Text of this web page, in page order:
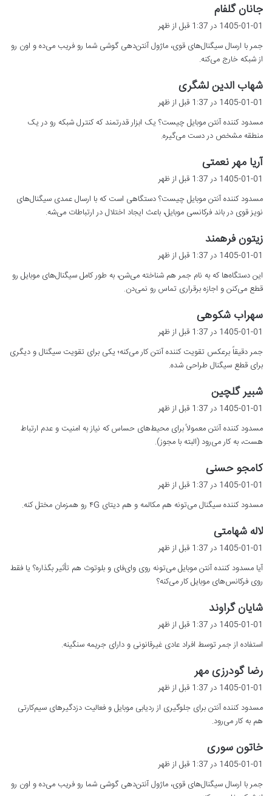
جانان گلفام
ت
:
1405-01-01 در 1:37 قبل از ظهر
جمر با ارسال سیگنال‌های قوی، ماژول آنتن‌دهی گوشی شما رو فریب می‌ده و اون رو
از شبکه خارج می‌کنه.
شهاب الدین لشگری
ف
ت
:
1405-01-01 در 1:37 قبل از ظهر
مسدود کننده آنتن موبایل چیست؟ یک ابزار قدرتمند که کنترل شبکه رو در یک
منطقه مشخص در دست می‌گیره.
آریا مهر نعمتی
ف
:
1405-01-01 در 1:37 قبل از ظهر
مسدود کننده آنتن موبایل چیست؟ دستگاهی است که با ارسال عمدی سیگنال‌های
نویز قوی در باند فرکانسی موبایل، باعث ایجاد اختلال در ارتباطات می‌شه.
زیتون فرهمند
ف
1405-01-01 در 1:37 قبل از ظهر
این دستگاه‌ها که به نام جمر هم شناخته می‌شن، به طور کامل سیگنال‌های موبایل رو
قطع می‌کنن و اجازه برقراری تماس رو نمی‌دن.
سهراب شکوهی
ف
:
1405-01-01 در 1:37 قبل از ظهر
جمر دقیقاً برعکس تقویت کننده آنتن کار می‌کنه؛ یکی برای تقویت سیگنال و دیگری
برای قطع سیگنال طراحی شده.
شبیر گلچین
ت
:
1405-01-01 در 1:37 قبل از ظهر
مسدود کننده آنتن معمولاً برای محیط‌های حساس که نیاز به امنیت و عدم ارتباط
هست، به کار می‌رود (البته با مجوز).
کامجو حسنی
ف
:
1405-01-01 در 1:37 قبل از ظهر
مسدود کننده سیگنال می‌تونه هم مکالمه و هم دیتای ۴G رو همزمان مختل کنه.
لاله شهامتی
ت
1405-01-01 در 1:37 قبل از ظهر
آیا مسدود کننده آنتن موبایل می‌تونه روی وای‌فای و بلوتوث هم تأثیر بگذاره؟ یا فقط
روی فرکانس‌های موبایل کار می‌کنه؟
شایان گراوند
ف
:
1405-01-01 در 1:37 قبل از ظهر
استفاده از جمر توسط افراد عادی غیرقانونی و دارای جریمه سنگینه.
رضا گودرزی مهر
ف
:
1405-01-01 در 1:37 قبل از ظهر
مسدود کننده آنتن برای جلوگیری از ردیابی موبایل و فعالیت دزدگیرهای سیم‌کارتی
هم به کار می‌رود.
خاتون سوری
ف
:
1405-01-01 در 1:37 قبل از ظهر
جمر با ارسال سیگنال‌های قوی، ماژول آنتن‌دهی گوشی شما رو فریب می‌ده و اون رو